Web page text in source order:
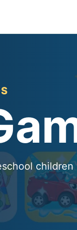
children